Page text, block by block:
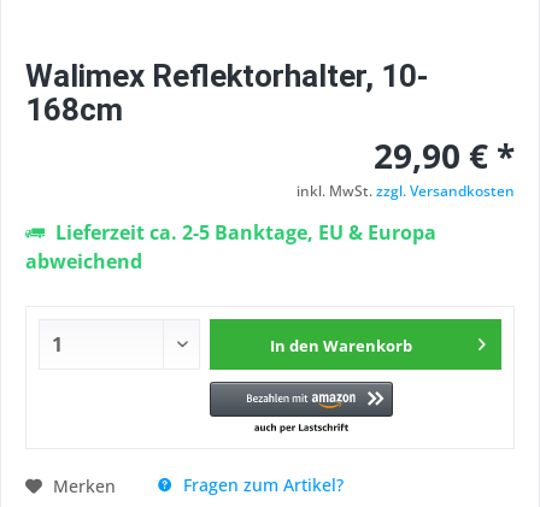
Walimex Reflektorhalter, 10-
168cm
29,90 € *
inkl. MwSt.zzgl. Versandkosten
Lieferzeit ca. 2-5 Banktage, EU & Europa
abweichend
In den Warenkorb
Merken
Fragen zum Artikel?